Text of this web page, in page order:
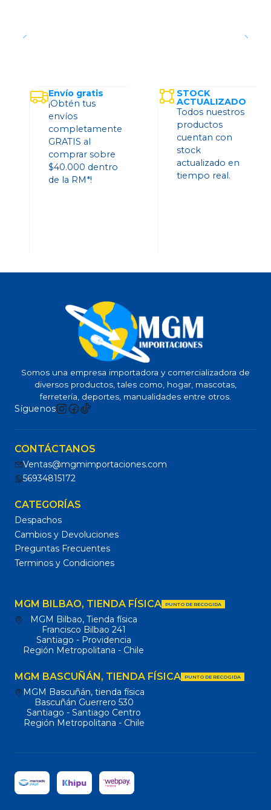
Envío gratis
¡Obtén tus
envíos
completamente
GRATIS al
comprar sobre
$40.000 dentro
de la RM*!
STOCK
ACTUALIZADO
Todos nuestros
productos
cuentan con
stock
actualizado en
tiempo real.
Somos una empresa importadora y comercializadora de
diversos productos, tales como, hogar, mascotas,
ferretería, deportes, manualidades entre otros.
Síguenos
CONTÁCTANOS
Ventas@mgmimportaciones.com
56934815172
CATEGORÍAS
Despachos
Cambios y Devoluciones
Preguntas Frecuentes
Terminos y Condiciones
MGM BILBAO, TIENDA FÍSICA PUNTO DE RECOGIDA
MGM Bilbao, Tienda física
Francisco Bilbao 241
Santiago - Providencia
Región Metropolitana - Chile
MGM BASCUÑÁN, TIENDA FÍSICA PUNTO DE RECOGIDA
MGM Bascuñán, tienda física
Bascuñán Guerrero 530
Santiago - Santiago Centro
Región Metropolitana - Chile